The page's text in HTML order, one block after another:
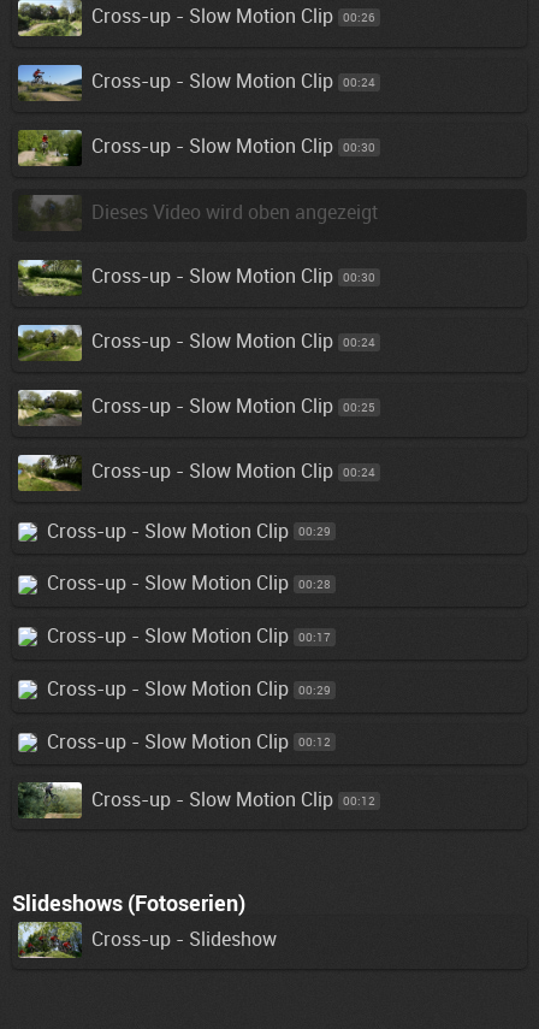
Cross-up - Slow Motion Clip 00:26
Cross-up - Slow Motion Clip 00:24
Cross-up - Slow Motion Clip 00:30
Dieses Video wird oben angezeigt
Cross-up - Slow Motion Clip 00:30
Cross-up - Slow Motion Clip 00:24
Cross-up - Slow Motion Clip 00:25
Cross-up - Slow Motion Clip 00:24
Cross-up - Slow Motion Clip 00:29
Cross-up - Slow Motion Clip 00:28
Cross-up - Slow Motion Clip 00:17
Cross-up - Slow Motion Clip 00:29
Cross-up - Slow Motion Clip 00:12
Cross-up - Slow Motion Clip 00:12
Slideshows (Fotoserien)
Cross-up - Slideshow